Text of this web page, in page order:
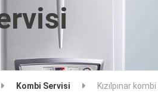
Kombi Servisi Kızılpınar